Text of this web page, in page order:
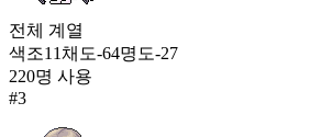
12,364
256
악마 꼬리
12,186
전체 계열
색조11 채도-64명도-27
220명 사용
#3